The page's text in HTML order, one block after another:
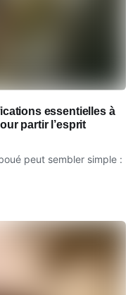
essentielles à
partir l’esprit
peut sembler simple :